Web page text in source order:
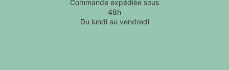
Commande expédiée sous
48h
Du lundi au vendredi